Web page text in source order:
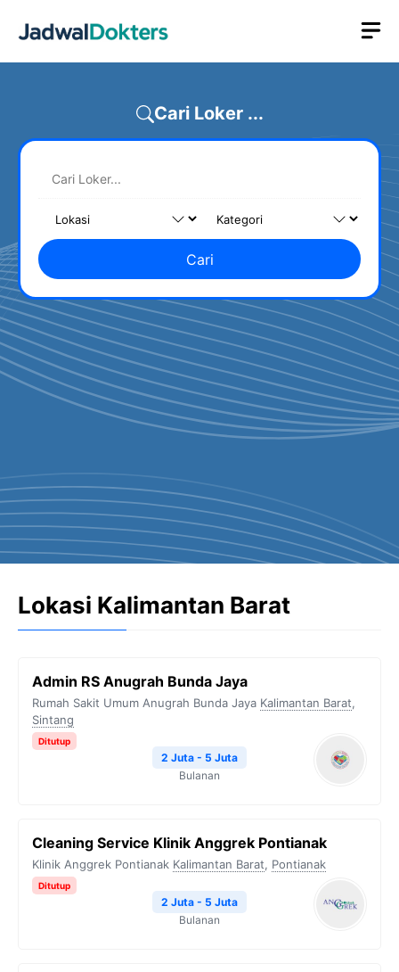
Cari Loker ...
Cari
Lokasi Kalimantan Barat
Admin RS Anugrah Bunda Jaya
Rumah Sakit Umum Anugrah Bunda Jaya Kalimantan Barat,
Sintang
Ditutup
2 Juta - 5 Juta
Bulanan
Cleaning Service Klinik Anggrek Pontianak
Klinik Anggrek Pontianak Kalimantan Barat, Pontianak
Ditutup
2 Juta - 5 Juta
Bulanan